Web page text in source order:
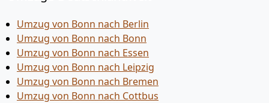
Umzug von Bonn nach Berlin
Umzug von Bonn nach Bonn
Umzug von Bonn nach Essen
Umzug von Bonn nach Leipzig
Umzug von Bonn nach Bremen
Umzug von Bonn nach Cottbus